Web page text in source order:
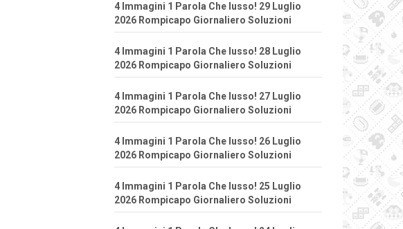
4 Immagini 1 Parola Che lusso! 29 Luglio
2026 Rompicapo Giornaliero Soluzioni
4 Immagini 1 Parola Che lusso! 28 Luglio
2026 Rompicapo Giornaliero Soluzioni
4 Immagini 1 Parola Che lusso! 27 Luglio
2026 Rompicapo Giornaliero Soluzioni
4 Immagini 1 Parola Che lusso! 26 Luglio
2026 Rompicapo Giornaliero Soluzioni
4 Immagini 1 Parola Che lusso! 25 Luglio
2026 Rompicapo Giornaliero Soluzioni